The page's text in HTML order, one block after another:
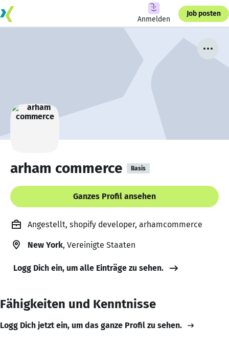
Anmelden
Job posten
arham commerce Basis
Ganzes Profil ansehen
Angestellt, shopify developer, arhamcommerce
New York, Vereinigte Staaten
Logg Dich ein, um alle Einträge zu sehen.
Fähigkeiten und Kenntnisse
Logg Dich jetzt ein, um das ganze Profil zu sehen.